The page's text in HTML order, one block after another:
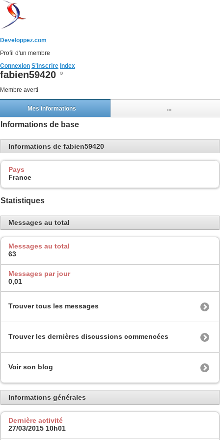
Developpez.com
Profil d'un membre
Connexion S'inscrire Index
fabien59420
Membre averti
Mes informations ...
Informations de base
Informations de fabien59420
Pays
France
Statistiques
Messages au total
Messages au total
63
Messages par jour
0,01
Trouver tous les messages
Trouver les dernières discussions commencées
Voir son blog
Informations générales
Dernière activité
27/03/2015 10h01